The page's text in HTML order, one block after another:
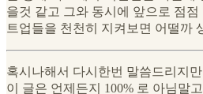
을것 같고 그와 동시에 앞으로 점
트업들을 천천히 지켜보면 어떨까
혹시나해서 다시한번 말씀드리지
이 글은 언제든지 100% 로 아님말